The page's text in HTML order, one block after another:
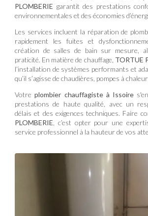
PLOMBERIE garantit des prestations
environnementales et des économies
Les services incluent la réparation de
rapidement les fuites et
création de salles de bain sur mesure,
praticité. En matière de chauffage, TORTUE
l’installation de systèmes performants et
qu’il s’agisse de chaudières, pompes à
Votreplombier chauffagiste à Issoire
prestations de haute qualité, avec un
délais et des exigences techniques. Faire
PLOMBERIE , c’est opter pour une
service professionnel à la hauteur de vos